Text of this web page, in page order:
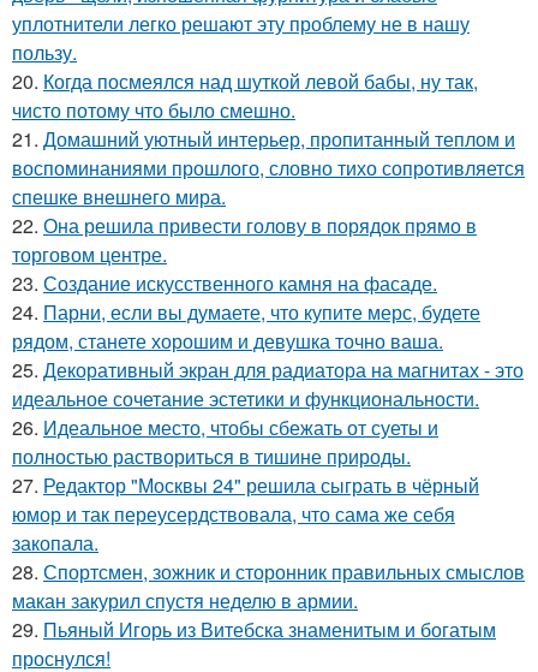
уплотнители легко решают эту проблему не в нашу
пользу.
20. Когда посмеялся над шуткой левой бабы, ну так,
чисто потому что было смешно.
21. Домашний уютный интерьер, пропитанный теплом и
воспоминаниями прошлого, словно тихо сопротивляется
спешке внешнего мира.
22. Она решила привести голову в порядок прямо в
торговом центре.
23. Создание искусственного камня на фасаде.
24. Парни, если вы думаете, что купите мерс, будете
рядом, станете хорошим и девушка точно ваша.
25. Декоративный экран для радиатора на магнитах - это
идеальное сочетание эстетики и функциональности.
26. Идеальное место, чтобы сбежать от суеты и
полностью раствориться в тишине природы.
27. Редактор "Москвы 24" решила сыграть в чёрный
юмор и так переусердствовала, что сама же себя
закопала.
28. Спортсмен, зожник и сторонник правильных смыслов
макан закурил спустя неделю в армии.
29. Пьяный Игорь из Витебска знаменитым и богатым
проснулся!